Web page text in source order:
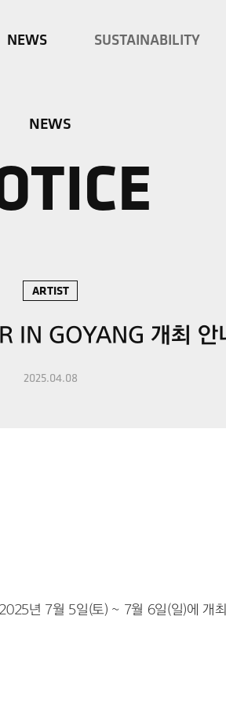
NEWS SUSTAINABILITY
NEWS
ARTIST
IN GOYANG 개최 안
2025.04.08
년 7월 5일(토) ~ 7월 6일(일)에 개